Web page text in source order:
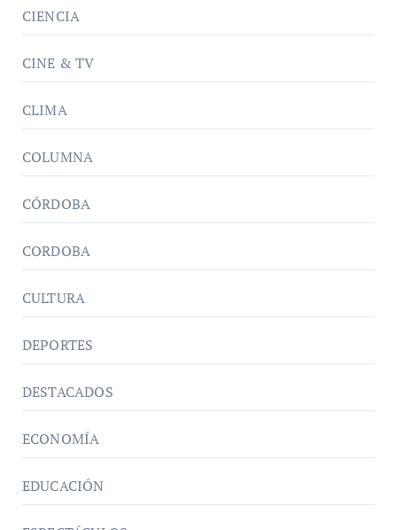
CIENCIA
CINE & TV
CLIMA
COLUMNA
CÓRDOBA
CORDOBA
CULTURA
DEPORTES
DESTACADOS
ECONOMÍA
EDUCACIÓN